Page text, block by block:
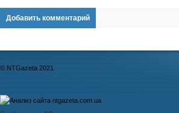
Добавить комментарий
© NTGazeta 2021